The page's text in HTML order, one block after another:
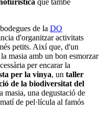
de la DO
d'organitzar activitats
petits. Així que, d'un
masia amb un bon esmorzar
per encarar la
per la vinya, un taller
de la biodiversitat del
masia, una degustació de
de pel·lícula al famós